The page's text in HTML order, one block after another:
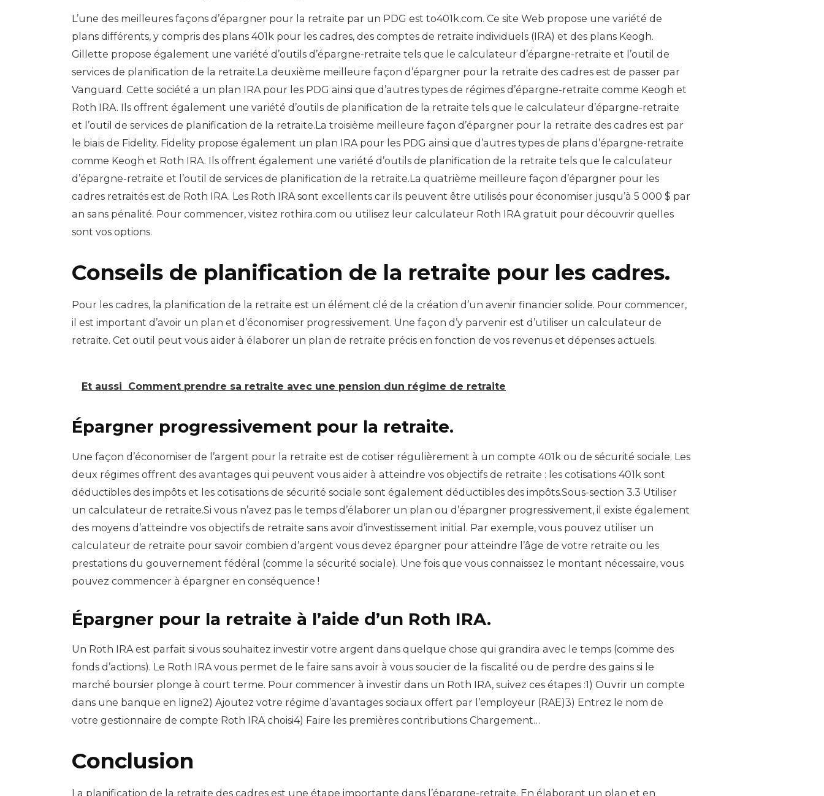
L’une des meilleures façons d’épargner pour la retraite par un PDG est to401k.com. Ce site Web propose une variété de
plans différents, y compris des plans 401k pour les cadres, des comptes de retraite individuels (IRA) et des plans Keogh.
Gillette propose également une variété d’outils d’épargne-retraite tels que le calculateur d’épargne-retraite et l’outil de
services de planification de la retraite.La deuxième meilleure façon d’épargner pour la retraite des cadres est de passer par
Vanguard. Cette société a un plan IRA pour les PDG ainsi que d’autres types de régimes d’épargne-retraite comme Keogh et
Roth IRA. Ils offrent également une variété d’outils de planification de la retraite tels que le calculateur d’épargne-retraite
et l’outil de services de planification de la retraite.La troisième meilleure façon d’épargner pour la retraite des cadres est par
le biais de Fidelity. Fidelity propose également un plan IRA pour les PDG ainsi que d’autres types de plans d’épargne-retraite
comme Keogh et Roth IRA. Ils offrent également une variété d’outils de planification de la retraite tels que le calculateur
d’épargne-retraite et l’outil de services de planification de la retraite.La quatrième meilleure façon d’épargner pour les
cadres retraités est de Roth IRA. Les Roth IRA sont excellents car ils peuvent être utilisés pour économiser jusqu’à 5 000 $ par
an sans pénalité. Pour commencer, visitez rothira.com ou utilisez leur calculateur Roth IRA gratuit pour découvrir quelles
sont vos options.
Conseils de planification de la retraite pour les cadres.
Pour les cadres, la planification de la retraite est un élément clé de la création d’un avenir financier solide. Pour commencer,
il est important d’avoir un plan et d’économiser progressivement. Une façon d’y parvenir est d’utiliser un calculateur de
retraite. Cet outil peut vous aider à élaborer un plan de retraite précis en fonction de vos revenus et dépenses actuels.
Et aussi Comment prendre sa retraite avec une pension dun régime de retraite
Épargner progressivement pour la retraite.
Une façon d’économiser de l’argent pour la retraite est de cotiser régulièrement à un compte 401k ou de sécurité sociale. Les
deux régimes offrent des avantages qui peuvent vous aider à atteindre vos objectifs de retraite : les cotisations 401k sont
déductibles des impôts et les cotisations de sécurité sociale sont également déductibles des impôts.Sous-section 3.3 Utiliser
un calculateur de retraite.Si vous n’avez pas le temps d’élaborer un plan ou d’épargner progressivement, il existe également
des moyens d’atteindre vos objectifs de retraite sans avoir d’investissement initial. Par exemple, vous pouvez utiliser un
calculateur de retraite pour savoir combien d’argent vous devez épargner pour atteindre l’âge de votre retraite ou les
prestations du gouvernement fédéral (comme la sécurité sociale). Une fois que vous connaissez le montant nécessaire, vous
pouvez commencer à épargner en conséquence !
Épargner pour la retraite à l’aide d’un Roth IRA.
Un Roth IRA est parfait si vous souhaitez investir votre argent dans quelque chose qui grandira avec le temps (comme des
fonds d’actions). Le Roth IRA vous permet de le faire sans avoir à vous soucier de la fiscalité ou de perdre des gains si le
marché boursier plonge à court terme. Pour commencer à investir dans un Roth IRA, suivez ces étapes :1) Ouvrir un compte
dans une banque en ligne2) Ajoutez votre régime d’avantages sociaux offert par l’employeur (RAE)3) Entrez le nom de
votre gestionnaire de compte Roth IRA choisi4) Faire les premières contributions Chargement…
Conclusion
La planification de la retraite des cadres est une étape importante dans l’épargne-retraite. En élaborant un plan et en